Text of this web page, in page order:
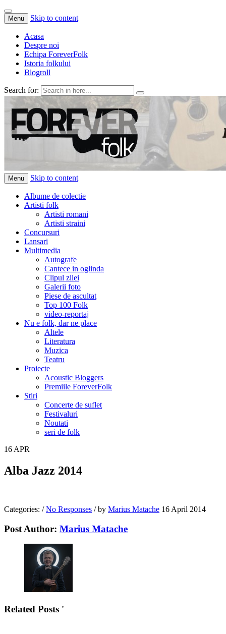
Menu Skip to content
Acasa
Despre noi
Echipa ForeverFolk
Istoria folkului
Blogroll
Search for:
ForeverFolk
Muzica sufletului tau
Menu Skip to content
Albume de colectie
Artisti folk
Artisti romani
Artisti straini
Concursuri
Lansari
Multimedia
Autografe
Cantece in oglinda
Clipul zilei
Galerii foto
Piese de ascultat
Top 100 Folk
video-reportaj
Nu e folk, dar ne place
Altele
Literatura
Muzica
Teatru
Proiecte
Acoustic Bloggers
Premiile ForeverFolk
Stiri
Concerte de suflet
Festivaluri
Noutati
seri de folk
16 APR
Alba Jazz 2014
Categories: / No Responses /by Marius Matache 16 April 2014
Post Author: Marius Matache
Related Posts '